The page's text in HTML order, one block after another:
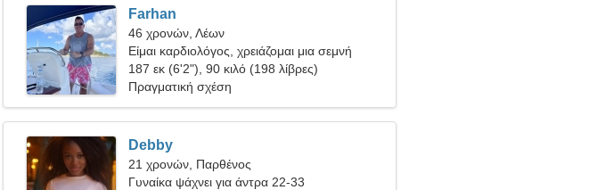
Farhan
46 χρονών, Λέων
Είμαι καρδιολόγος, χρειάζομαι μια σεμνή
γυναίκα
187 εκ (6'2"), 90 κιλό (198 λίβρες)
Πραγματική σχέση
Debby
21 χρονών, Παρθένος
Γυναίκα ψάχνει για άντρα 22-33